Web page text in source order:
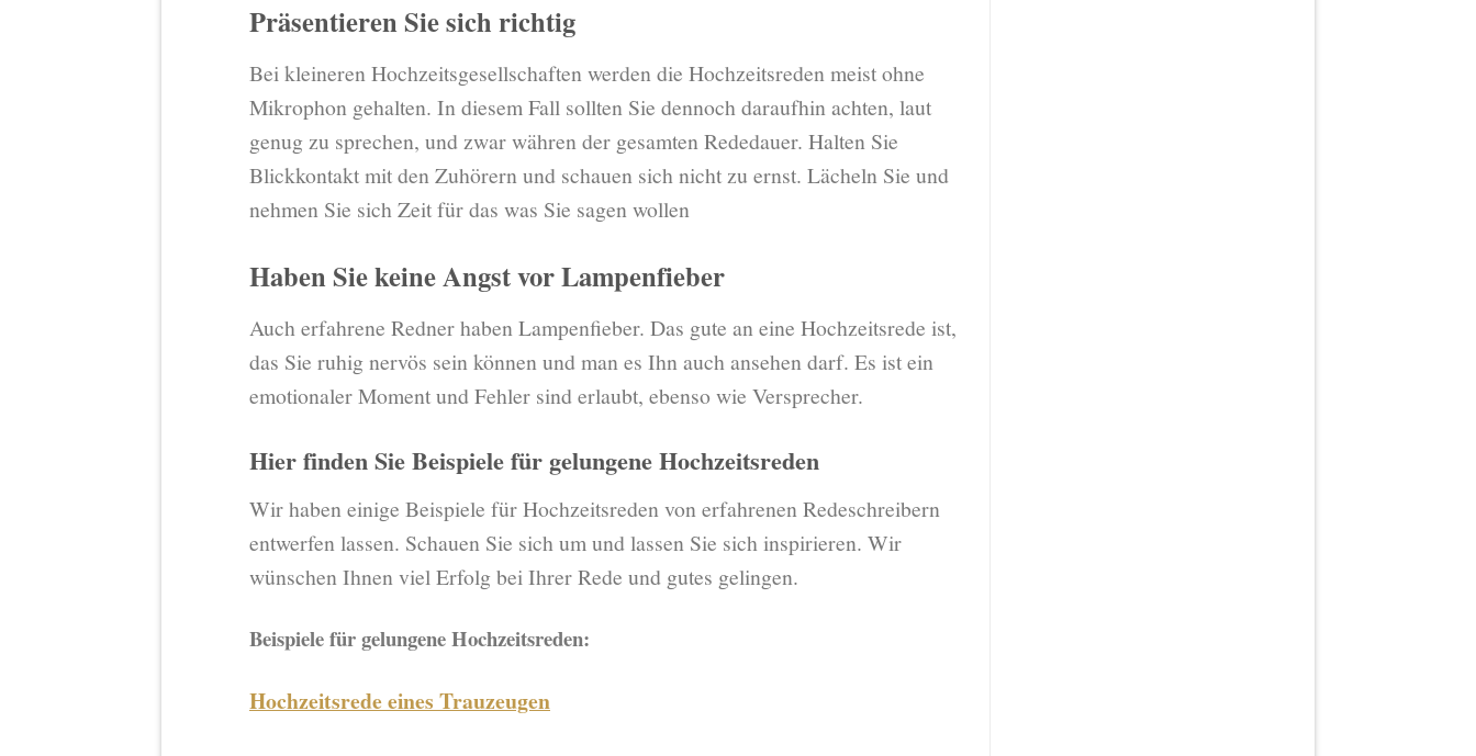
Präsentieren Sie sich richtig
Bei kleineren Hochzeitsgesellschaften werden die Hochzeitsreden meist ohne
Mikrophon gehalten. In diesem Fall sollten Sie dennoch daraufhin achten, laut
genug zu sprechen, und zwar währen der gesamten Rededauer. Halten Sie
Blickkontakt mit den Zuhörern und schauen sich nicht zu ernst. Lächeln Sie und
nehmen Sie sich Zeit für das was Sie sagen wollen
Haben Sie keine Angst vor Lampenfieber
Auch erfahrene Redner haben Lampenfieber. Das gute an eine Hochzeitsrede ist,
das Sie ruhig nervös sein können und man es Ihn auch ansehen darf. Es ist ein
emotionaler Moment und Fehler sind erlaubt, ebenso wie Versprecher.
Hier finden Sie Beispiele für gelungene Hochzeitsreden
Wir haben einige Beispiele für Hochzeitsreden von erfahrenen Redeschreibern
entwerfen lassen. Schauen Sie sich um und lassen Sie sich inspirieren. Wir
wünschen Ihnen viel Erfolg bei Ihrer Rede und gutes gelingen.
Beispiele für gelungene Hochzeitsreden:
Hochzeitsrede eines Trauzeugen